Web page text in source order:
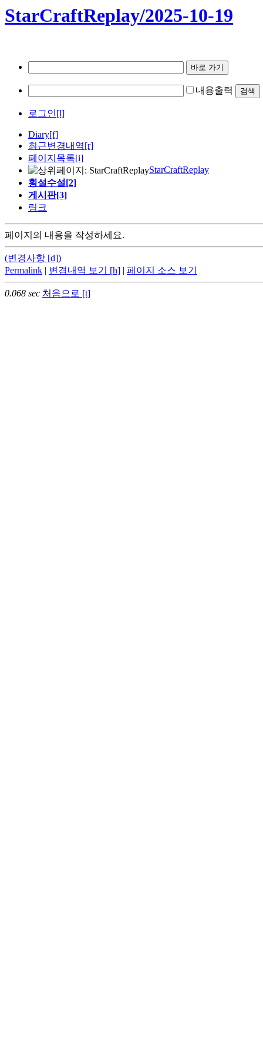
StarCraftReplay/2025-10-19
내용출력
로그인[l]
Diary[f]
최근변경내역[r]
페이지목록[i]
StarCraftReplay
횡설수설[2]
게시판[3]
링크
페이지의 내용을 작성하세요.
(변경사항 [d])
Permalink | 변경내역 보기 [h] | 페이지 소스 보기
0.068 sec 처음으로 [t]